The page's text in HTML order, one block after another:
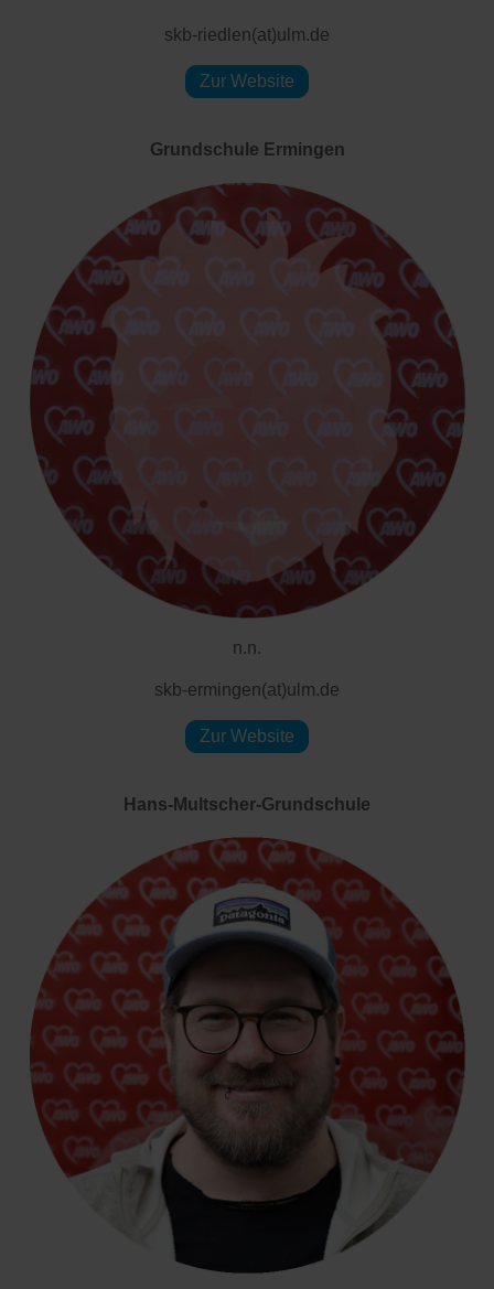
skb-riedlen(at)ulm.de
Zur Website
Grundschule Ermingen
n.n.
skb-ermingen(at)ulm.de
Zur Website
Hans-Multscher-Grundschule